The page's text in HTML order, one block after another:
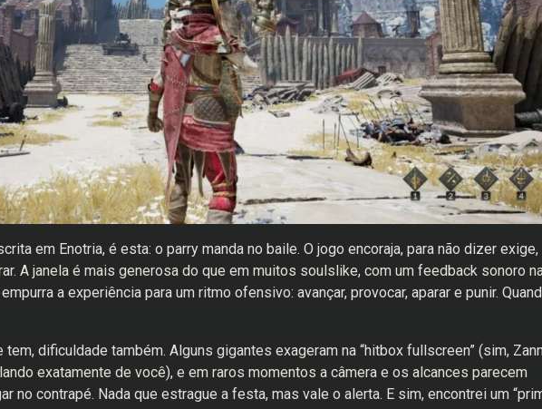
em Enotria, é esta: o parry manda no baile. O jogo encoraja, para não dizer exige,
A janela é mais generosa do que em muitos soulslike, com um feedback sonoro
a experiência para um ritmo ofensivo: avançar, provocar, aparar e punir.
dificuldade também. Alguns gigantes exageram na “hitbox fullscreen” (sim,
exatamente de você), e em raros momentos a câmera e os alcances parecem
no contrapé. Nada que estrague a festa, mas vale o alerta. E sim, encontrei um